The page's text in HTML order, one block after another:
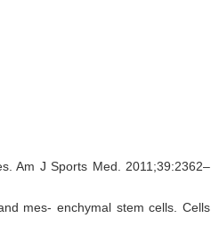
Am J Sports Med. 2011;39:2362–
mes- enchymal stem cells. Cells